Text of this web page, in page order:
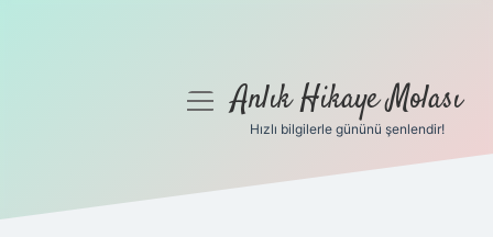
Gizlilik Politikası
menüyüAnlık Hikaye Molası
Hızlı bilgilerle gününü şenlendir!